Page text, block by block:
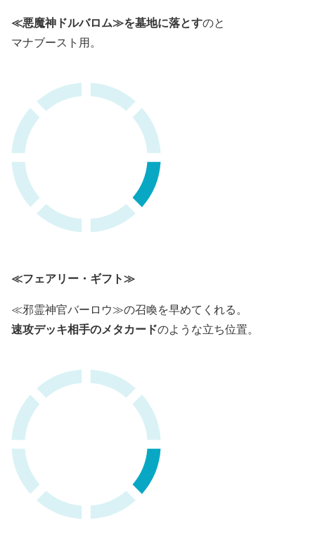
≪悪魔神ドルバロム≫を墓地に落とすのと
マナブースト用。
≪フェアリー・ギフト≫
≪邪霊神官バーロウ≫の召喚を早めてくれる。
速攻デッキ相手のメタカードのような立ち位置。